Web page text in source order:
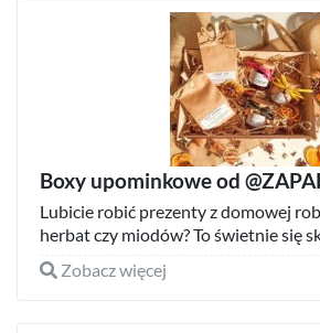
Boxy upominkowe od
Lubicie robić prezenty z domowej
herbat czy miodów? To świetnie się
Zobacz więcej